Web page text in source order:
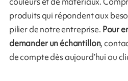
produits qui répondent aux
pilier de notre entreprise. Pour
demander un échantillon,
de compte dès aujourd’hui ou